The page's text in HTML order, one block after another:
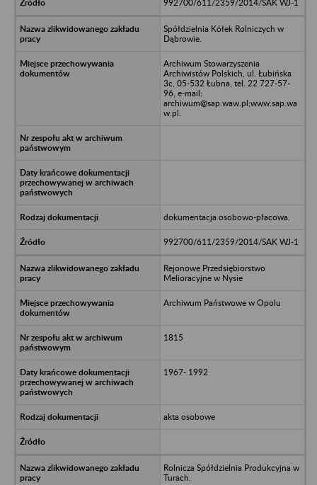
992700/611/2359/2014/SAK WJ-1
Spółdzielnia Kółek Rolniczych w
Dąbrowie.
Archiwum Stowarzyszenia
Archiwistów Polskich, ul. Łubińska
3c, 05-532 Łubna, tel. 22 727-57-
96, e-mail:
archiwum@sap.waw.pl;www.sap.wa
w.pl.
dokumentacja osobowo-płacowa.
992700/611/2359/2014/SAK WJ-1
Rejonowe Przedsiębiorstwo
Melioracyjne w Nysie
Archiwum Państwowe w Opolu
1815
1967- 1992
akta osobowe
Rolnicza Spółdzielnia Produkcyjna w
Turach.